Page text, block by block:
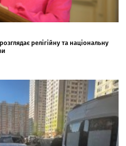
релігійну та національну